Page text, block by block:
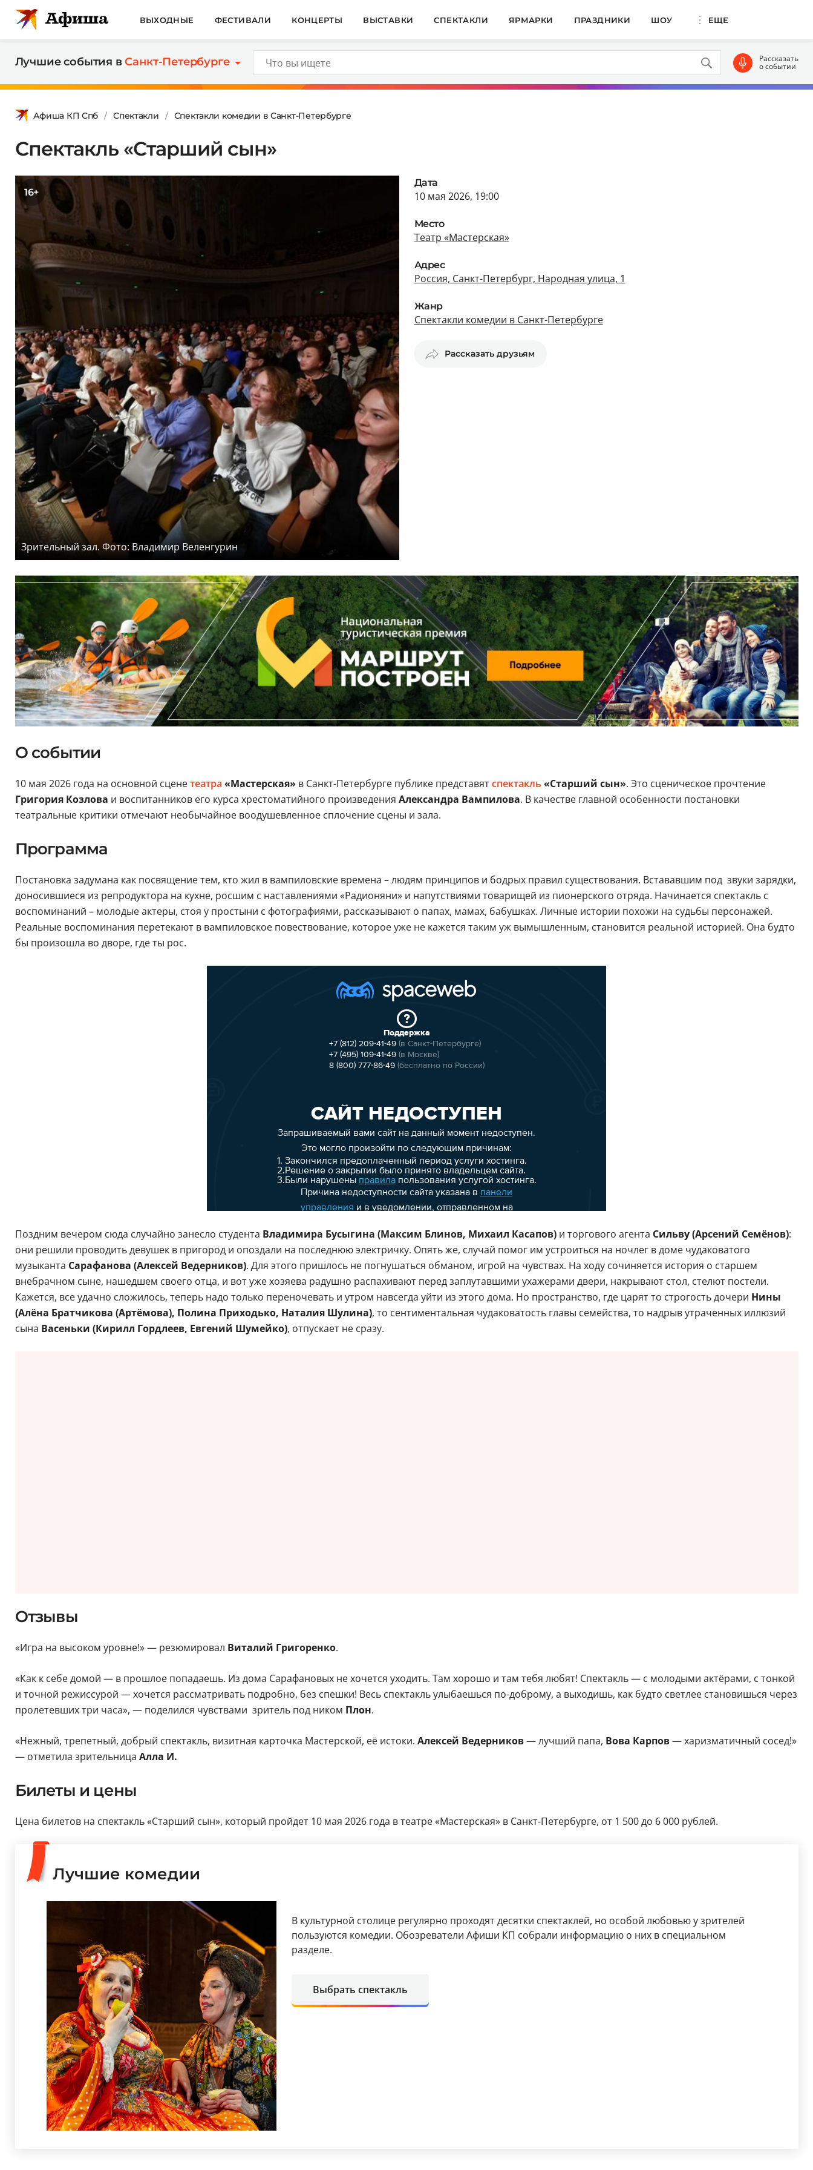
ВЫХОДНЫЕ ФЕСТИВАЛИ КОНЦЕРТЫ ВЫСТАВКИ СПЕКТАКЛИ ЯРМАРКИ ПРАЗДНИКИ ШОУ ЕЩЕ
Лучшие события вСанкт-Петербурге Рассказать
о событии
Афиша КП Спб Спектакли Спектакли комедии в Санкт-Петербурге
Спектакль «Старший сын»
16+
Зрительный зал. Фото: Владимир Веленгурин
Дата
10 мая 2026, 19:00
Место
Театр «Мастерская»
Адрес
Россия, Санкт-Петербург, Народная улица, 1
Жанр
Спектакли комедии в Санкт-Петербурге
Рассказать друзьям
О событии
10 мая 2026 года на основной сценетеатра «Мастерская» в Санкт-Петербурге публике представятспектакль «Старший сын». Это сценическое прочтение
Григория Козлова и воспитанников его курса хрестоматийного произведения Александра Вампилова. В качестве главной особенности постановки
театральные критики отмечают необычайное воодушевленное сплочение сцены и зала.
Программа
Постановка задумана как посвящение тем, кто жил в вампиловские времена – людям принципов и бодрых правил существования. Встававшим под звуки зарядки,
доносившиеся из репродуктора на кухне, росшим с наставлениями «Радионяни» и напутствиями товарищей из пионерского отряда. Начинается спектакль с
воспоминаний – молодые актеры, стоя у простыни с фотографиями, рассказывают о папах, мамах, бабушках. Личные истории похожи на судьбы персонажей.
Реальные воспоминания перетекают в вампиловское повествование, которое уже не кажется таким уж вымышленным, становится реальной историей. Она будто
бы произошла во дворе, где ты рос.
Поздним вечером сюда случайно занесло студента Владимира Бусыгина (Максим Блинов, Михаил Касапов)и торгового агента Сильву (Арсений Семёнов):
они решили проводить девушек в пригород и опоздали на последнюю электричку. Опять же, случай помог им устроиться на ночлег в доме чудаковатого
музыканта Сарафанова (Алексей Ведерников). Для этого пришлось не погнушаться обманом, игрой на чувствах. На ходу сочиняется история о старшем
внебрачном сыне, нашедшем своего отца, и вот уже хозяева радушно распахивают перед заплутавшими ухажерами двери, накрывают стол, стелют постели.
Кажется, все удачно сложилось, теперь надо только переночевать и утром навсегда уйти из этого дома. Но пространство, где царят то строгость дочери Нины
(Алёна Братчикова (Артёмова), Полина Приходько, Наталия Шулина), то сентиментальная чудаковатость главы семейства, то надрыв утраченных иллюзий
сына Васеньки (Кирилл Гордлеев, Евгений Шумейко), отпускает не сразу.
Отзывы
«Игра на высоком уровне!» — резюмировал Виталий Григоренко.
«Как к себе домой — в прошлое попадаешь. Из дома Сарафановых не хочется уходить. Там хорошо и там тебя любят! Спектакль — с молодыми актёрами, с тонкой
и точной режиссурой — хочется рассматривать подробно, без спешки! Весь спектакль улыбаешься по-доброму, а выходишь, как будто светлее становишься через
пролетевших три часа», — поделился чувствами зритель под ником Плон.
«Нежный, трепетный, добрый спектакль, визитная карточка Мастерской, её истоки. Алексей Ведерников— лучший папа, Вова Карпов— харизматичный сосед!»
— отметила зрительница Алла И.
Билеты и цены
Цена билетов на спектакль «Старший сын», который пройдет 10 мая 2026 года в театре «Мастерская» в Санкт-Петербурге, от 1 500 до 6 000 рублей.
Лучшие комедии
В культурной столице регулярно проходят десятки спектаклей, но особой любовью у зрителей
пользуются комедии. Обозреватели Афиши КП собрали информацию о них в специальном
разделе.
Выбрать спектакль